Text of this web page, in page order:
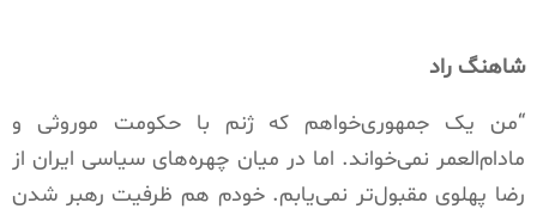
شاهنگ راد
“من یک جمهوری‌خواهم که ژنم با حکومت موروثی و
مادام‌العمر نمی‌خواند. اما در میان چهره‌های سیاسی ایران از
رضا پهلوی مقبول‌تر نمی‌یابم.خودم هم ظرفیت رهبر شدن